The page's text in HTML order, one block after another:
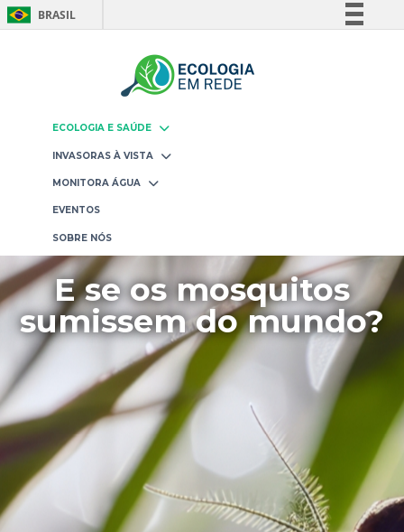
BRASIL
Comunica BR
ECOLOGIA E SAÚDE
INVASORAS À VISTA
MONITORA ÁGUA
EVENTOS
SOBRE NÓS
E se os mosquitos
sumissem do mundo?